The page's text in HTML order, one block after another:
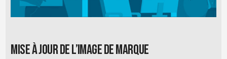
Mise à jour de l’image de marque